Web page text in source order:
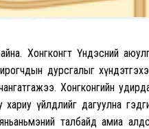
Хонгконгт Үндэсний
дурсгалыг
Хонгконгийн
үйлдлийг дагуулна
талбайд амиа